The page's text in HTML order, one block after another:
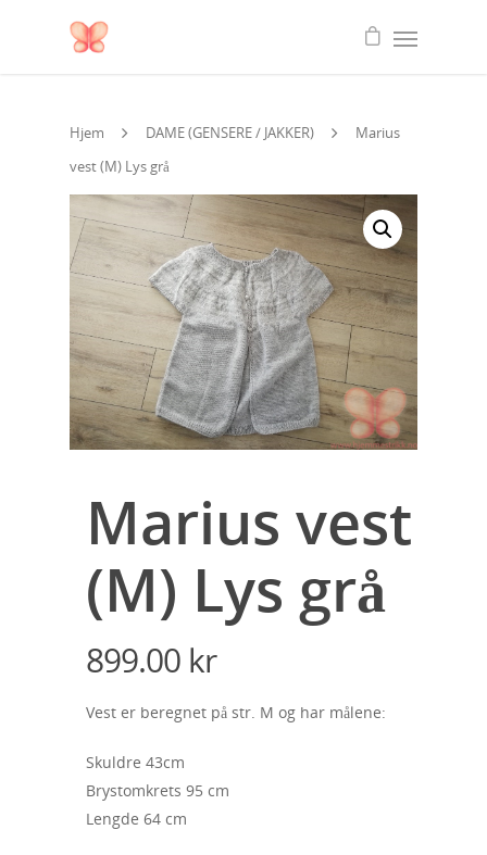
Hjem DAME (GENSERE / JAKKER)
Marius
vest (M) Lys grå
Marius vest
(M) Lys grå
899.00 kr
Vest er beregnet på str. M og har målene:
Skuldre 43cm
Brystomkrets 95 cm
Lengde 64 cm